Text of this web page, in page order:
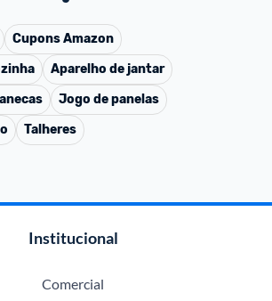
CuponsAmazon
Aparelho de jantar
Jogo de panelas
Talheres
Institucional
Comercial